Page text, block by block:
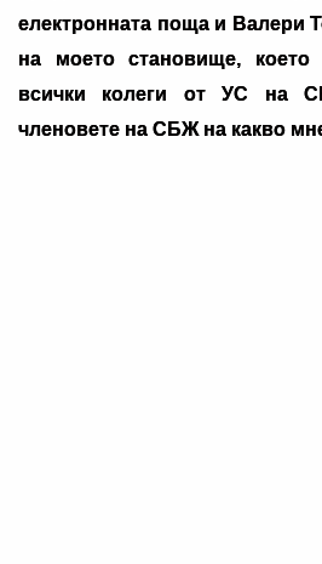
електронната поща и Валери
на моето становище, което
всички колеги от УС на
членовете на СБЖ на какво